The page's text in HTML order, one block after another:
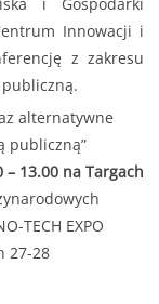
i Gospodarki
Innowacji i
z zakresu
alternatywne
publiczną”
13.00 na Targach
TECH EXPO
27-28